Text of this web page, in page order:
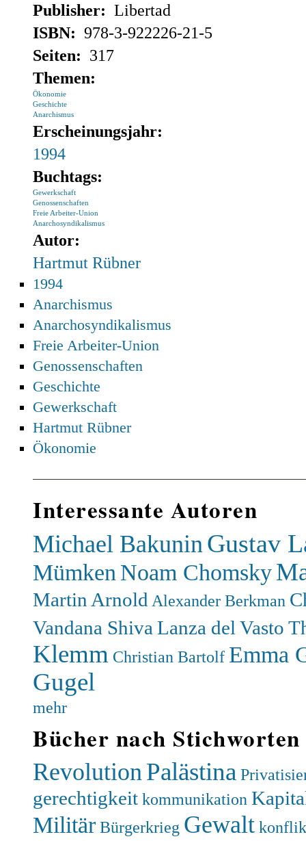
Publisher: Libertad
ISBN: 978-3-922226-21-5
Seiten: 317
Themen:
Ökonomie
Geschichte
Anarchismus
Erscheinungsjahr:
1994
Buchtags:
Gewerkschaft
Genossenschaften
Freie Arbeiter-Union
Anarchosyndikalismus
Autor:
Hartmut Rübner
1994
Anarchismus
Anarchosyndikalismus
Freie Arbeiter-Union
Genossenschaften
Geschichte
Gewerkschaft
Hartmut Rübner
Ökonomie
Interessante Autoren
Michael BakuninGustav
Mümken Noam Chomsky
Martin Arnold Alexander Berkman
Vandana Shiva Lanza del Vasto
Klemm Christian Bartolf Emma
Gugel
mehr
Bücher nach Stichworten
RevolutionPalästina
gerechtigkeit kommunikation
Militär Bürgerkrieg Gewalt